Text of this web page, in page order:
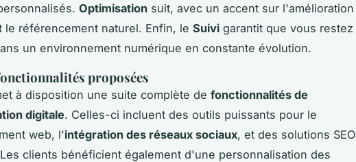
Optimisation suit, avec un accent sur l'amélioration
le référencement naturel. Enfin, le Suivi garantit que vous restez
un environnement numérique en constante évolution.
proposées
à disposition une suite complète de fonctionnalités de
digitale. Celles-ci incluent des outils puissants pour le
web, l'intégration des réseaux sociaux, et des solutions SEO
clients bénéficient également d'une personnalisation des